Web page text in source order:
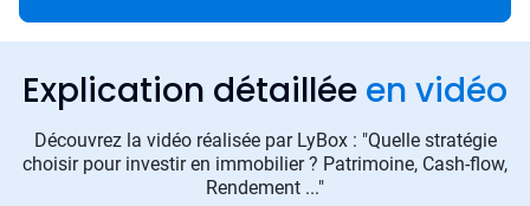
Explication détaillée en vidéo
Découvrez la vidéo réalisée par LyBox : "Quelle stratégie
choisir pour investir en immobilier ? Patrimoine, Cash-flow,
Rendement ..."